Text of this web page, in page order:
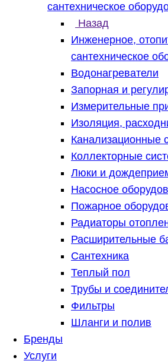
сантехническое
Назад
Инженерное,
сантехническое
Водонагреватели
Запорная и
Измерительные
Изоляция,
Канализационные
Коллекторные
Люки и
Насосное
Пожарное
Радиаторы
Расширительные
Сантехника
Теплый пол
Трубы и
Фильтры
Шланги и полив
Бренды
Услуги